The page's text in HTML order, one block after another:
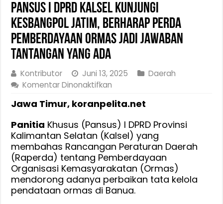
Pansus I DPRD Kalsel Kunjungi
Kesbangpol Jatim, Berharap Perda
Pemberdayaan Ormas Jadi Jawaban
Tantangan Yang Ada
Kontributor Juni 13, 2025
Daerah
Komentar Dinonaktifkan
I
DPRD
Kalsel
Kunjungi
Kesbangpol
Jatim,
Berharap
Perda
Jawa Timur, koranpelita.net
Panitia Khusus (Pansus) I DPRD Provinsi
Kalimantan Selatan (Kalsel) yang
membahas Rancangan Peraturan Daerah
(Raperda) tentang Pemberdayaan
Organisasi Kemasyarakatan (Ormas)
mendorong adanya perbaikan tata kelola
pendataan ormas di Banua.